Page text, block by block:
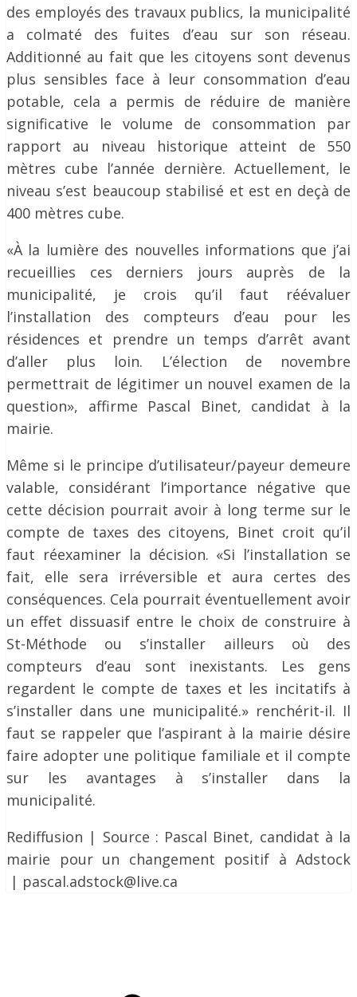
des employés des travaux publics, la municipalité
a colmaté des fuites d’eau sur son réseau.
Additionné au fait que les citoyens sont devenus
plus sensibles face à leur consommation d’eau
potable, cela a permis de réduire de manière
significative le volume de consommation par
rapport au niveau historique atteint de 550
mètres cube l’année dernière. Actuellement, le
niveau s’est beaucoup stabilisé et est en deçà de
400 mètres cube.
«À la lumière des nouvelles informations que j’ai
recueillies ces derniers jours auprès de la
municipalité, je crois qu’il faut réévaluer
l’installation des compteurs d’eau pour les
résidences et prendre un temps d’arrêt avant
d’aller plus loin. L’élection de novembre
permettrait de légitimer un nouvel examen de la
question», affirme Pascal Binet, candidat à la
mairie.
Même si le principe d’utilisateur/payeur demeure
valable, considérant l’importance négative que
cette décision pourrait avoir à long terme sur le
compte de taxes des citoyens, Binet croit qu’il
faut réexaminer la décision. «Si l’installation se
fait, elle sera irréversible et aura certes des
conséquences. Cela pourrait éventuellement avoir
un effet dissuasif entre le choix de construire à
St-Méthode ou s’installer ailleurs où des
compteurs d’eau sont inexistants. Les gens
regardent le compte de taxes et les incitatifs à
s’installer dans une municipalité.» renchérit-il. Il
faut se rappeler que l’aspirant à la mairie désire
faire adopter une politique familiale et il compte
sur les avantages à s’installer dans la
municipalité.
Rediffusion | Source : Pascal Binet, candidat à la
mairie pour un changement positif à Adstock
| pascal.adstock@live.ca